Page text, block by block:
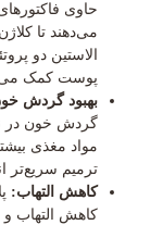
حاوی
می‌دهند تا
الاستین دو
پوست کمک
بهبود گردش
گردش خون در
مواد مغذی
ترمیم سریع‌تر
کاهش التهاب:
کاهش التهاب